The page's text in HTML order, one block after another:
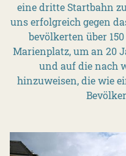
eine dritte Startbahn
uns erfolgreich gegen
bevölkerten über
Marienplatz, um an 20
und auf die nach
hinzuweisen, die wie